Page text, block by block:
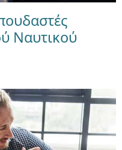
Ναυτικού